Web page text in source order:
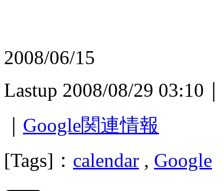
2008/06/15
Lastup 2008/08/29 03:10
Google関連情報
[Tags]： calendar , Google